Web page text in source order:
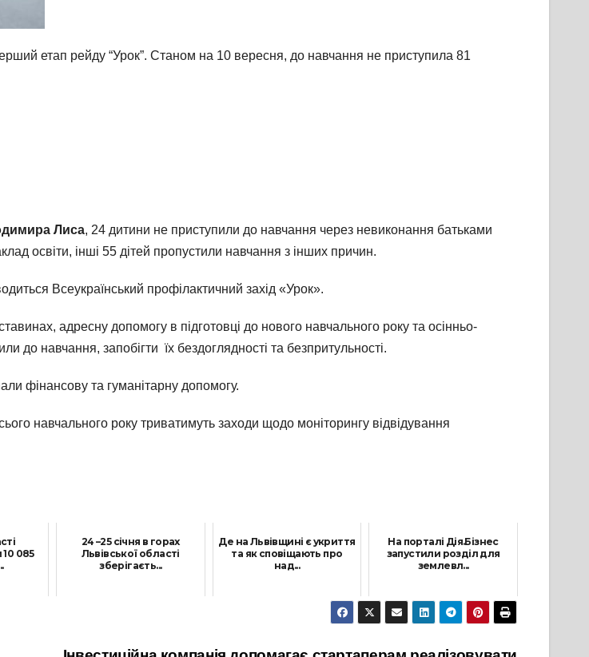
етап рейду “Урок”. Станом на 10 вересня, до навчання не приступила 81
Лиса, 24 дитини не приступили до навчання через невиконання батьками
освіти, інші 55 дітей пропустили навчання з інших причин.
Всеукраїнський профілактичний захід «Урок».
адресну допомогу в підготовці до нового навчального року та осінньо-
до навчання, запобігти їх бездоглядності та безпритульності.
фінансову та гуманітарну допомогу.
навчального року триватимуть заходи щодо моніторингу відвідування
085
24 –25 січня в горах
Львівської області
зберігаєть...
Де на Львівщині є укриття
та як сповіщають про
над...
На порталі Дія.Бізнес
запустили розділ для
землевл...
7 Грудня, 2021